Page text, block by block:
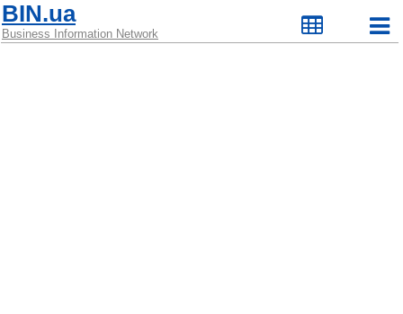
BIN.ua
Business Information Network